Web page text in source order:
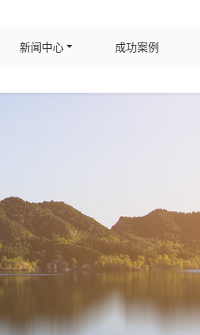
新闻中心 成功案例